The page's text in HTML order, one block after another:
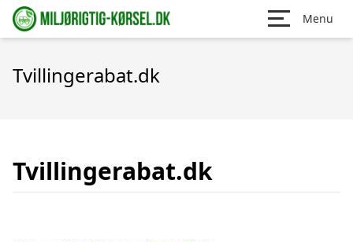
Menu
Tvillingerabat.dk
Tvillingerabat.dk